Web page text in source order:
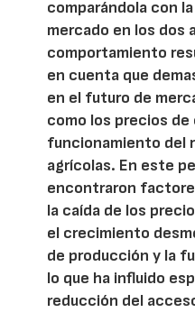
comparándola con
mercado en los dos
comportamiento
en cuenta que
en el futuro de
como los precios de
funcionamiento del
agrícolas. En este
encontraron
la caída de los
el crecimiento
de producción y la
lo que ha influido
reducción del